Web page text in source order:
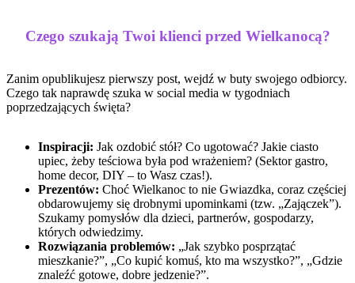
Czego szukają Twoi klienci przed Wielkanocą?
Zanim opublikujesz pierwszy post, wejdź w buty swojego odbiorcy.
Czego tak naprawdę szuka w social media w tygodniach
poprzedzających święta?
Inspiracji: Jak ozdobić stół? Co ugotować? Jakie ciasto
upiec, żeby teściowa była pod wrażeniem? (Sektor gastro,
home decor, DIY – to Wasz czas!).
Prezentów: Choć Wielkanoc to nie Gwiazdka, coraz częściej
obdarowujemy się drobnymi upominkami (tzw. „Zajączek”).
Szukamy pomysłów dla dzieci, partnerów, gospodarzy,
których odwiedzimy.
Rozwiązania problemów: „Jak szybko posprzątać
mieszkanie?”, „Co kupić komuś, kto ma wszystko?”, „Gdzie
znaleźć gotowe, dobre jedzenie?”.